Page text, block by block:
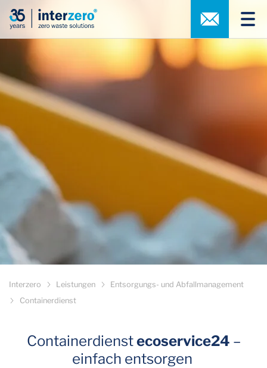
Interzero Leistungen
Entsorgungs- und Abfallmanagement
Containerdienst
Containerdienstecoservice24 –
einfach entsorgen